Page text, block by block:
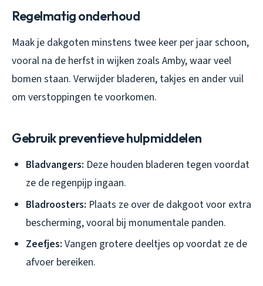
Regelmatig onderhoud
Maak je dakgoten minstens twee keer per jaar schoon,
vooral na de herfst in wijken zoals Amby, waar veel
bomen staan. Verwijder bladeren, takjes en ander vuil
om verstoppingen te voorkomen.
Gebruik preventieve hulpmiddelen
Bladvangers: Deze houden bladeren tegen voordat
ze de regenpijp ingaan.
Bladroosters: Plaats ze over de dakgoot voor extra
bescherming, vooral bij monumentale panden.
Zeefjes: Vangen grotere deeltjes op voordat ze de
afvoer bereiken.